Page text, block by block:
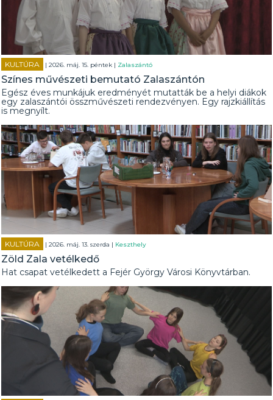
KULTÚRA | 2026. máj. 15. péntek | Zalaszántó
Színes művészeti bemutató Zalaszántón
Egész éves munkájuk eredményét mutatták be a helyi diákok
egy zalaszántói összművészeti rendezvényen. Egy rajzkiállítás
is megnyílt.
KULTÚRA | 2026. máj. 13. szerda | Keszthely
Zöld Zala vetélkedő
Hat csapat vetélkedett a Fejér György Városi Könyvtárban.